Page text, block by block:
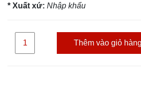
* Xuất xứ: Nhập khẩu
Thêm vào giỏ hàng